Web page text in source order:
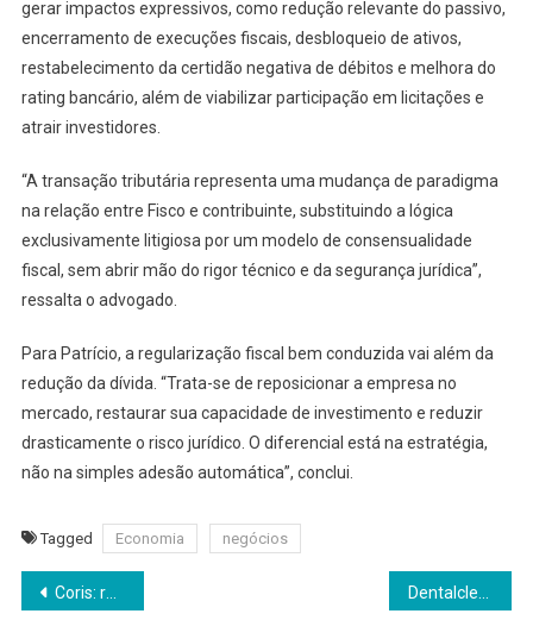
gerar impactos expressivos, como redução relevante do passivo,
encerramento de execuções fiscais, desbloqueio de ativos,
restabelecimento da certidão negativa de débitos e melhora do
rating bancário, além de viabilizar participação em licitações e
atrair investidores.
“A transação tributária representa uma mudança de paradigma
na relação entre Fisco e contribuinte, substituindo a lógica
exclusivamente litigiosa por um modelo de consensualidade
fiscal, sem abrir mão do rigor técnico e da segurança jurídica”,
ressalta o advogado.
Para Patrício, a regularização fiscal bem conduzida vai além da
redução da dívida. “Trata-se de reposicionar a empresa no
mercado, restaurar sua capacidade de investimento e reduzir
drasticamente o risco jurídico. O diferencial está na estratégia,
não na simples adesão automática”, conclui.
Tagged Economia negócios
Navegação
Coris: referência em seguro viagem para trabalho no Brasil e no exterior Dentalclean aposta em campanha nacional integrada para fortalecer cuidados bucais infantis para a volta às aulas